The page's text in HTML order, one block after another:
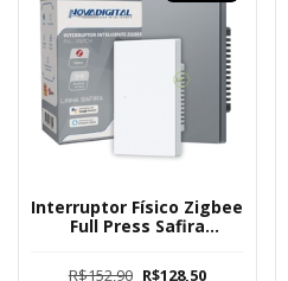
Interruptor Físico Zigbee
Full Press Safira
R$152,90 R$128,50